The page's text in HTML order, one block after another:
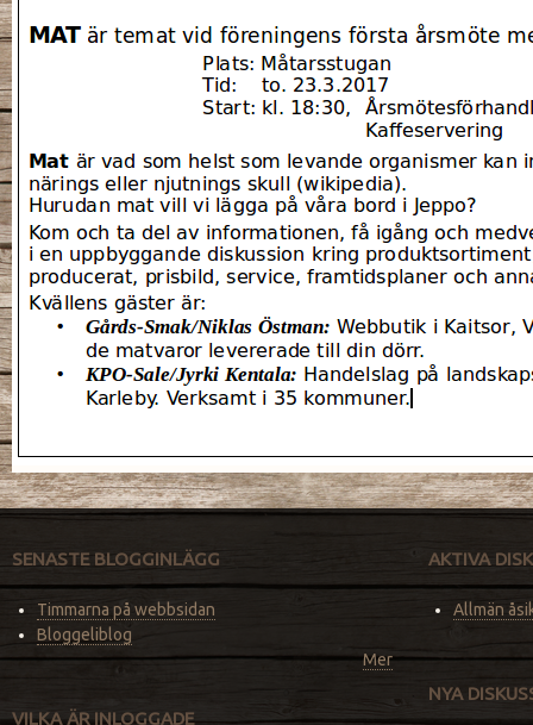
SENASTE BLOGGINLÄGG
Timmarna på webbsidan
Bloggeliblog
Mer
VILKA ÄR INLOGGADE
AKTIVA
Allmän
NYA